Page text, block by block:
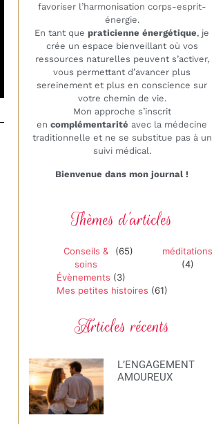
favoriser l’harmonisation corps-esprit-
énergie.
En tant quepraticienne énergétique, je
crée un espace bienveillant où vos
ressources naturelles peuvent s’activer,
vous permettant d’avancer plus
sereinement et plus en conscience sur
votre chemin de vie.
Mon approche s’inscrit
encomplémentarité avec la médecine
traditionnelle et ne se substitue pas à un
suivi médical.
Bienvenue dans mon journal !
Thèmes d’articles
Conseils &
soins
(65)
méditations
(4)
Évènements (3)
Mes petites histoires (61)
Articles récents
L’ENGAGEMENT
AMOUREUX